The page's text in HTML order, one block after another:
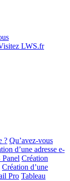
LWS.fr
? Qu’avez-vous
d’une adresse e-
Création
Création d’une
Pro Tableau